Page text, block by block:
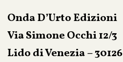
Onda D’Urto Edizioni
Via Simone Occhi 12/3
Lido di Venezia – 30126